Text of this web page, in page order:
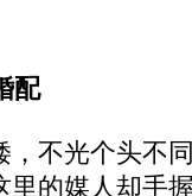
配
不光个头不
的媒人却手